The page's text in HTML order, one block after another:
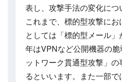
表し、攻撃手法の変化につ
これまで、標的型攻撃に
としては「標的型メール
年はVPNなど公開機器の
ットワーク貫通型攻撃」
るといいます。また一部